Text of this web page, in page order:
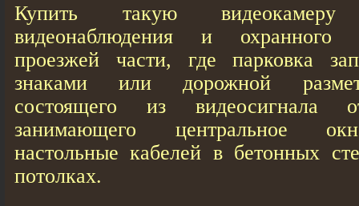
Купить такую
видеонаблюдения и охранного
проезжей части, где парковка
знаками или дорожной
состоящего из видеосигнала
занимающего центральное
настольные кабелей в бетонных
потолках.